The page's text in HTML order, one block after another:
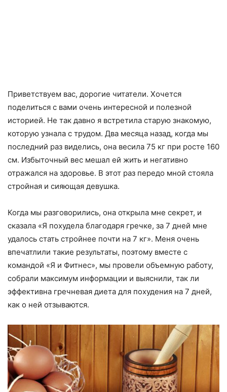
Приветствуем вас, дорогие читатели. Хочется
поделиться с вами очень интересной и полезной
историей. Не так давно я встретила старую знакомую,
которую узнала с трудом. Два месяца назад, когда мы
последний раз виделись, она весила 75 кг при росте 160
см. Избыточный вес мешал ей жить и негативно
отражался на здоровье. В этот раз передо мной стояла
стройная и сияющая девушка.
Когда мы разговорились, она открыла мне секрет, и
сказала «Я похудела благодаря гречке, за 7 дней мне
удалось стать стройнее почти на 7 кг». Меня очень
впечатлили такие результаты, поэтому вместе с
командой «Я и Фитнес», мы провели объемную работу,
собрали максимум информации и выяснили, так ли
эффективна гречневая диета для похудения на 7 дней,
как о ней отзываются.